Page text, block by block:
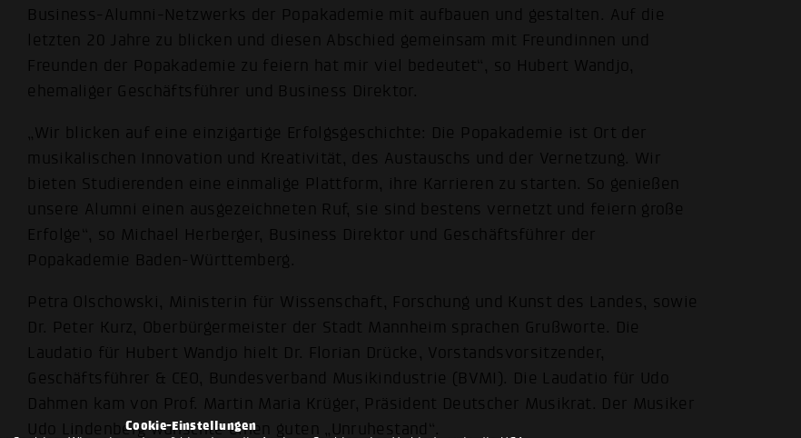
Cookie-Einstellungen
Business-Alumni-Netzwerks der Popakademie mit aufbauen und gestalten. Auf die
letzten 20 Jahre zu blicken und diesen Abschied gemeinsam mit Freundinnen und
Freunden der Popakademie zu feiern hat mir viel bedeutet“, so Hubert Wandjo,
ehemaliger Geschäftsführer und Business Direktor.
„Wir blicken auf eine einzigartige Erfolgsgeschichte: Die Popakademie ist Ort der
musikalischen Innovation und Kreativität, des Austauschs und der Vernetzung. Wir
bieten Studierenden eine einmalige Plattform, ihre Karrieren zu starten. So genießen
unsere Alumni einen ausgezeichneten Ruf, sie sind bestens vernetzt und feiern große
Erfolge“, so Michael Herberger, Business Direktor und Geschäftsführer der
Popakademie Baden-Württemberg.
Petra Olschowski, Ministerin für Wissenschaft, Forschung und Kunst des Landes, sowie
Dr. Peter Kurz, Oberbürgermeister der Stadt Mannheim sprachen Grußworte. Die
Laudatio für Hubert Wandjo hielt Dr. Florian Drücke, Vorstandsvorsitzender,
Geschäftsführer & CEO, Bundesverband Musikindustrie (BVMI). Die Laudatio für Udo
Dahmen kam von Prof. Martin Maria Krüger, Präsident Deutscher Musikrat. Der Musiker
Udo Lindenberg wünschte einen guten „Unruhestand“.